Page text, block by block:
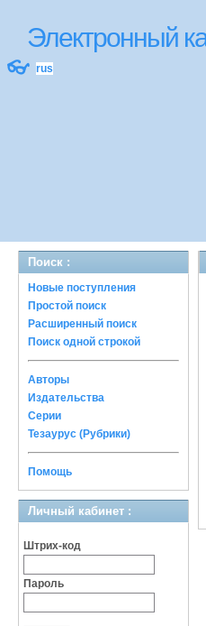
Электронный
👓 rus
Поиск :
Новые поступления
Простой поиск
Расширенный поиск
Поиск одной строкой
Авторы
Издательства
Серии
Тезаурус (Рубрики)
Помощь
Личный кабинет :
Штрих-код
Пароль